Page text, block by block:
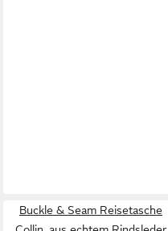
Buckle & Seam Reisetasche